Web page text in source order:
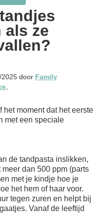
als ze
door Family
het moment dat het eerste
met een speciale
de tandpasta inslikken,
meer dan 500 ppm (parts
met je kindje hoe je
het hem of haar voor.
tegen zuren en helpt bij
Vanaf de leeftijd